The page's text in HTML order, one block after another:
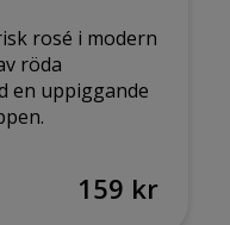
rosé i modern
röda
en uppiggande
159 kr